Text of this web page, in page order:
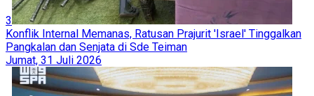
3
Konflik Internal Memanas, Ratusan Prajurit 'Israel' Tinggalkan
Pangkalan dan Senjata di Sde Teiman
Jumat, 31 Juli 2026